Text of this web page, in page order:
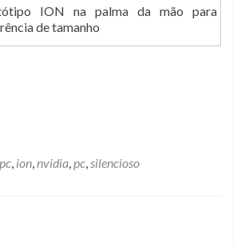
ION na palma da mão para
de tamanho
, ion,nvidia,pc,silencioso